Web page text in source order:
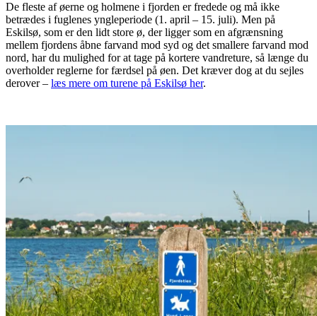
De fleste af øerne og holmene i fjorden er fredede og må ikke
betrædes i fuglenes yngleperiode (1. april – 15. juli). Men på
Eskilsø, som er den lidt store ø, der ligger som en afgrænsning
mellem fjordens åbne farvand mod syd og det smallere farvand mod
nord, har du mulighed for at tage på kortere vandreture, så længe du
overholder reglerne for færdsel på øen. Det kræver dog at du sejles
derover – læs mere om turene på Eskilsø her.